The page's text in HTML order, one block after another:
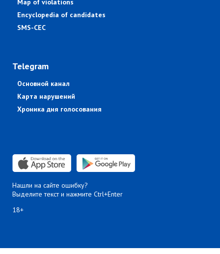
Map of violations
Encyclopedia of candidates
SMS-CEC
Telegram
Основной канал
Карта нарушений
Хроника дня голосования
Нашли на сайте ошибку?
Выделите текст и нажмите Ctrl+Enter
18+